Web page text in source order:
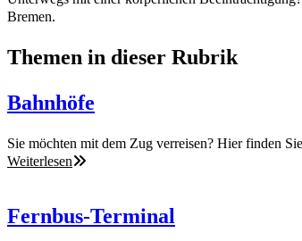
Bremen.
Themen in dieser Rubrik
Bahnhöfe
Sie möchten mit dem Zug verreisen? Hier finden
Weiterlesen
Fernbus-Terminal